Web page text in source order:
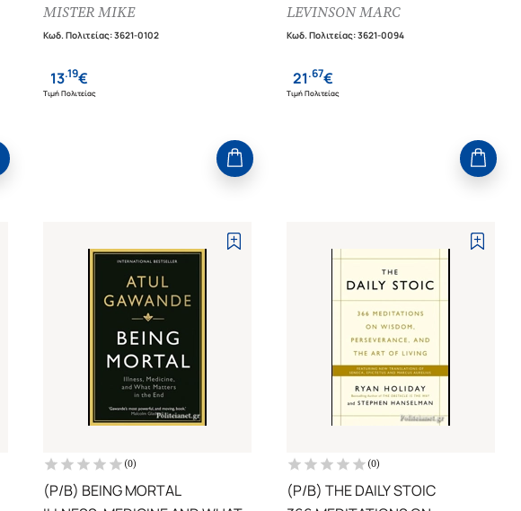
LEADERSHIP FOR
PROFESSIONALS
MISTER MIKE
Κωδ. Πολιτείας:3621-0102
13.19€
Τιμή Πολιτείας
WHY THEY EXIST AND HOW
THEY WORK
LEVINSON MARC
Κωδ. Πολιτείας:3621-0094
21.67€
Τιμή Πολιτείας
(0)
(P/B) BEING MORTAL
(0)
(P/B) THE DAILY STOIC